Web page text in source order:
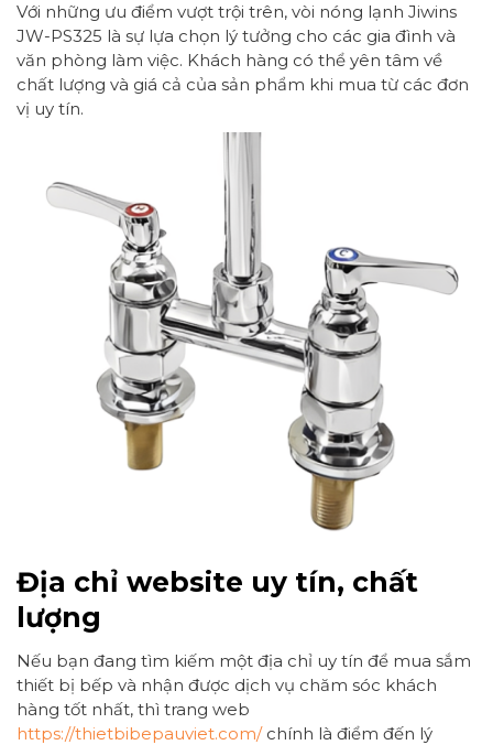
Với những ưu điểm vượt trội trên, vòi nóng lạnh Jiwins
JW-PS325 là sự lựa chọn lý tưởng cho các gia đình và
văn phòng làm việc. Khách hàng có thể yên tâm về
chất lượng và giá cả của sản phẩm khi mua từ các đơn
vị uy tín.
Địa chỉ website uy tín, chất
lượng
Nếu bạn đang tìm kiếm một địa chỉ uy tín để mua sắm
thiết bị bếp và nhận được dịch vụ chăm sóc khách
hàng tốt nhất, thì trang web
https://thietbibepauviet.com/chính là điểm đến lý